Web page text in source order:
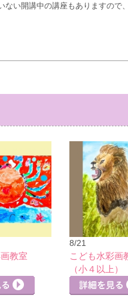
い開講中の講座もありますので
教室
8/21
こども水彩画
（小４以上）